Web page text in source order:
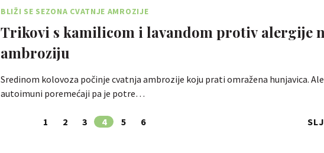
BLIŽI SE SEZONA CVATNJE AMROZIJE
Trikovi s kamilicom i lavandom protiv alergije
ambroziju
Sredinom kolovoza počinje cvatnja ambrozije koju prati omražena hunjavica.
autoimuni poremećaji pa je potre…
1 2 3 4 5 6